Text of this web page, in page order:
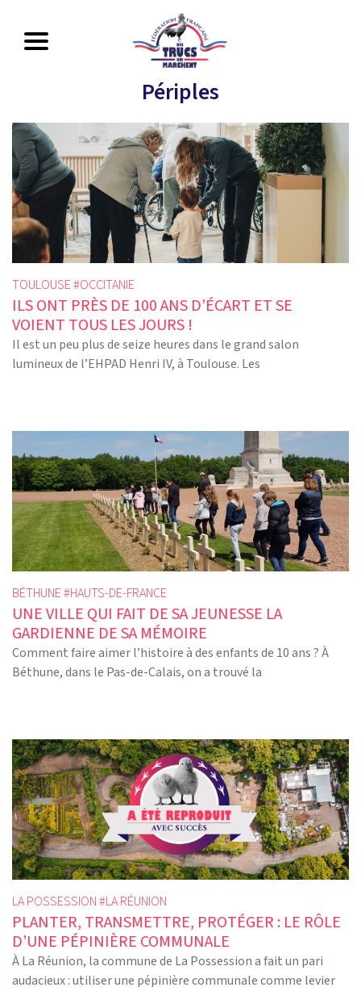
Périples
TOULOUSE #OCCITANIE
ILS ONT PRÈS DE 100 ANS D’ÉCART ET SE
VOIENT TOUS LES JOURS !
Il est un peu plus de seize heures dans le grand salon
lumineux de l’EHPAD Henri IV, à Toulouse. Les
BÉTHUNE #HAUTS-DE-FRANCE
UNE VILLE QUI FAIT DE SA JEUNESSE LA
GARDIENNE DE SA MÉMOIRE
Comment faire aimer l’histoire à des enfants de 10 ans ? À
Béthune, dans le Pas-de-Calais, on a trouvé la
LA POSSESSION #LA RÉUNION
PLANTER, TRANSMETTRE, PROTÉGER : LE RÔLE
D’UNE PÉPINIÈRE COMMUNALE
À La Réunion, la commune de La Possession a fait un pari
audacieux : utiliser une pépinière communale comme levier